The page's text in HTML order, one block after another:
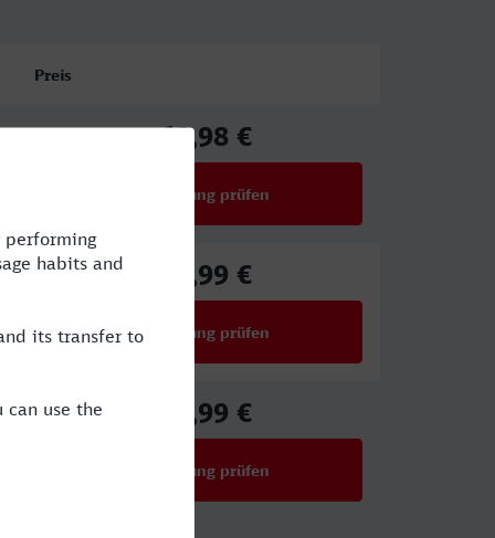
Preis
68,98 €
Verbindung prüfen
98,99 €
Verbindung prüfen
59,99 €
Verbindung prüfen